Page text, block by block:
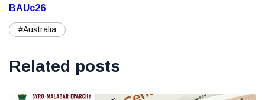
BAUc26
#Australia
Related posts